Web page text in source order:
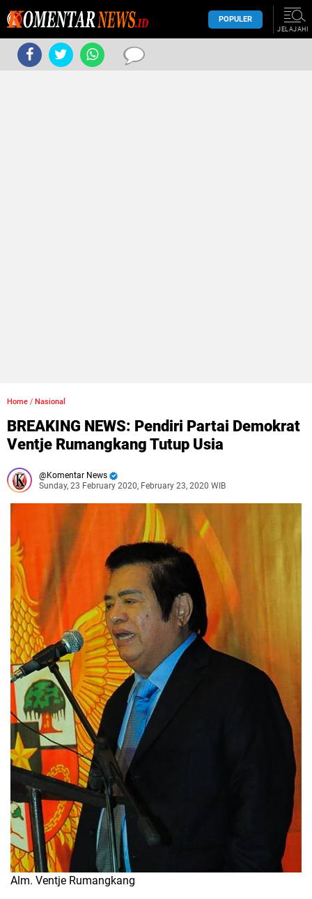
POPULER
JELAJAHI
Home / Nasional
BREAKING NEWS: Pendiri Partai Demokrat
Ventje Rumangkang Tutup Usia
Komentar News
Sunday, 23 February 2020, February 23, 2020 WIB
Alm. Ventje Rumangkang